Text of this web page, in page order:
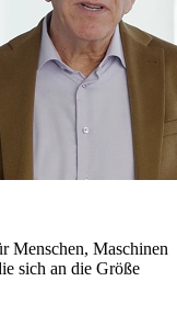
Menschen, Maschinen
sich an die Größe